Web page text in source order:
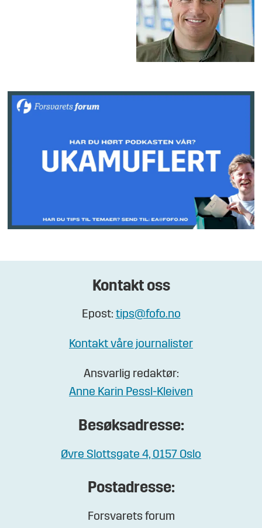
Kontakt oss
Epost: tips@fofo.no
Kontakt våre journalister
Ansvarlig redaktør:
Anne Karin Pessl-Kleiven
Besøksadresse:
Øvre Slottsgate 4, 0157 Oslo
Postadresse:
Forsvarets forum